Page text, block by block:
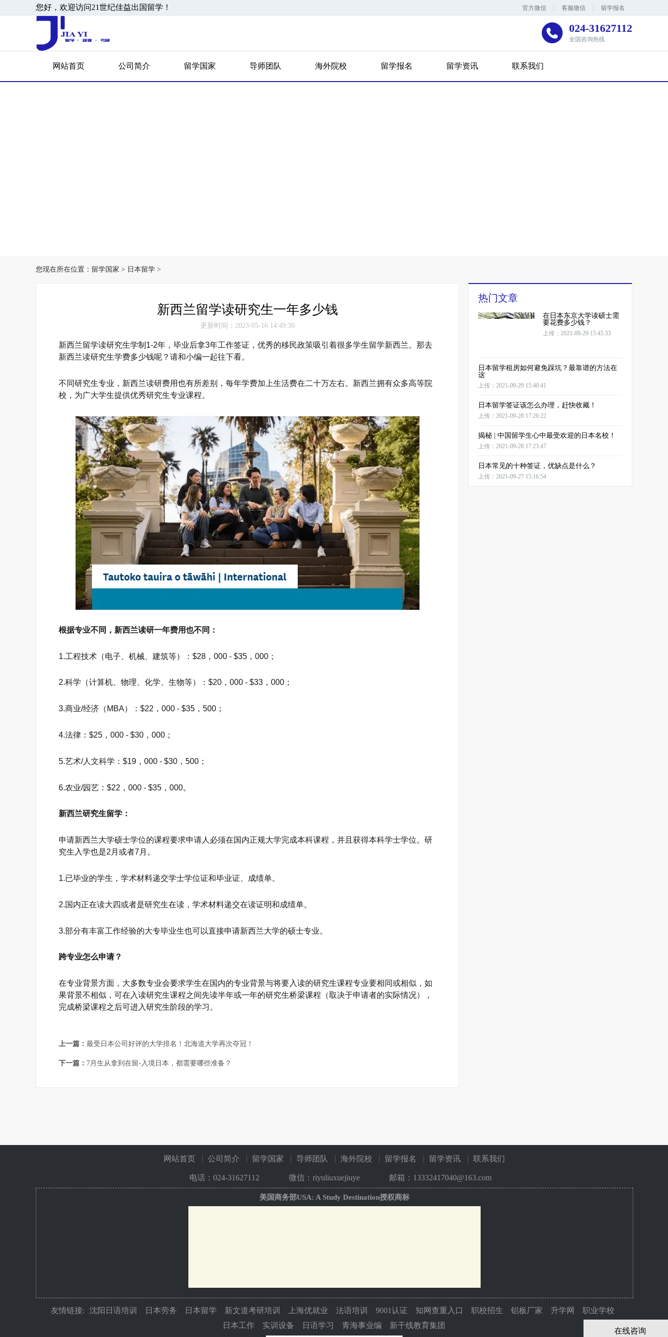
您好，欢迎访问21世纪佳益出国留学！ 官方微信 客服微信 留学报名
024-31627112
全国咨询热线
网站首页 公司简介 留学国家 导师团队 海外院校 留学报名 留学资讯 联系我们
您现在所在位置： 留学国家 > 日本留学 >
新西兰留学读研究生一年多少钱
更新时间：2023-05-16 14:49:30
新西兰留学读研究生学制1-2年，毕业后拿3年工作签证，优秀的移民政策吸引着很多学生留学新西兰。那去
新西兰读研究生学费多少钱呢？请和小编一起往下看。
不同研究生专业，新西兰读研费用也有所差别，每年学费加上生活费在二十万左右。新西兰拥有众多高等院
校，为广大学生提供优秀研究生专业课程。
根据专业不同，新西兰读研一年费用也不同：
1.工程技术（电子、机械、建筑等）：$28，000 - $35，000；
2.科学（计算机、物理、化学、生物等）：$20，000 - $33，000；
3.商业/经济（MBA）：$22，000 - $35，500；
4.法律：$25，000 - $30，000；
5.艺术/人文科学：$19，000 - $30，500；
6.农业/园艺：$22，000 - $35，000。
新西兰研究生留学：
申请新西兰大学硕士学位的课程要求申请人必须在国内正规大学完成本科课程，并且获得本科学士学位。研
究生入学也是2月或者7月。
1.已毕业的学生，学术材料递交学士学位证和毕业证、成绩单。
2.国内正在读大四或者是研究生在读，学术材料递交在读证明和成绩单。
3.部分有丰富工作经验的大专毕业生也可以直接申请新西兰大学的硕士专业。
跨专业怎么申请？
在专业背景方面，大多数专业会要求学生在国内的专业背景与将要入读的研究生课程专业要相同或相似，如
果背景不相似，可在入读研究生课程之间先读半年或一年的研究生桥梁课程（取决于申请者的实际情况），
完成桥梁课程之后可进入研究生阶段的学习。
上一篇： 最受日本公司好评的大学排名！北海道大学再次夺冠！
下一篇： 7月生从拿到在留-入境日本，都需要哪些准备？
热门文章
在日本东京大学读硕士需
要花费多少钱？
上传：2021-09-29 15:45:33
日本留学租房如何避免踩坑？最靠谱的方法在
这
上传：2021-09-29 15:40:41
日本留学签证该怎么办理，赶快收藏！
上传：2021-09-28 17:26:22
揭秘 | 中国留学生心中最受欢迎的日本名校！
上传：2021-09-28 17:23:47
日本常见的十种签证，优缺点是什么？
上传：2021-09-27 15:16:54
网站首页 公司简介 留学国家 导师团队 海外院校 留学报名 留学资讯 联系我们
电话： 024-31627112 微信：riyuliuxuejiuye 邮箱：13332417040@163.com
美国商务部USA: A Study Destination授权商标
友情链接: 沈阳日语培训 日本劳务 日本留学 新文道考研培训 上海优就业 法语培训 9001认证 知网查重入口 职校招生 铝板厂家 升学网
职业学校
日本工作
实训设备 日语学习 青海事业编 新干线教育集团
在线咨询